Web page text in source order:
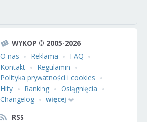
WYKOP © 2005-2026
O nas
Reklama
FAQ
Kontakt
Regulamin
Polityka prywatności i cookies
Hity
Ranking
Osiągnięcia
Changelog
więcej
RSS